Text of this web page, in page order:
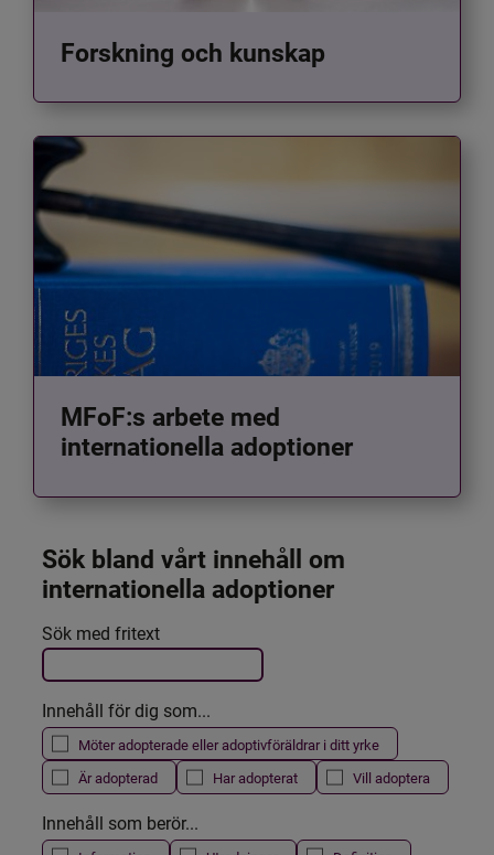
Forskning och kunskap
MFoF:s arbete med
internationella adoptioner
Sök bland vårt innehåll om
internationella adoptioner
Filtrera resultatet
Det här formuläret postas automatiskt
Sök med fritext
Innehåll för dig som...
Möter adopterade eller adoptivföräldrar i ditt yrke
Är adopterad
Har adopterat Vill adoptera
Innehåll som berör...